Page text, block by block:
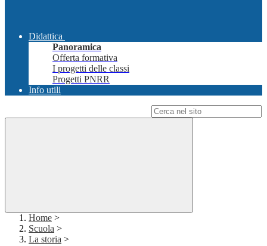
Didattica
Panoramica
Offerta formativa
I progetti delle classi
Progetti PNRR
Info utili
Home >
Scuola >
La storia >